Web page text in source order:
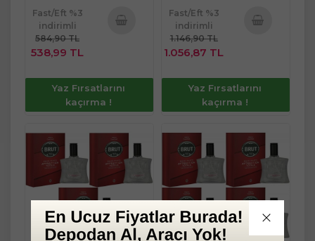
Fast/Eft %3
indirimli
584,90 TL
538,99 TL
Yaz Fırsatlarını
kaçırma !
Fast/Eft %3
indirimli
1.146,90 TL
1.056,87 TL
Yaz Fırsatlarını
kaçırma !